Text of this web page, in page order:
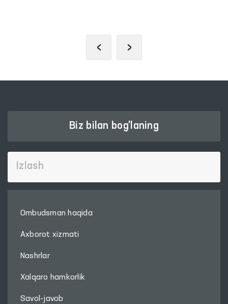
‹ ›
Biz bilan bog'laning
Ombudsman haqida
Axborot xizmati
Nashrlar
Xalqaro hamkorlik
Savol-javob